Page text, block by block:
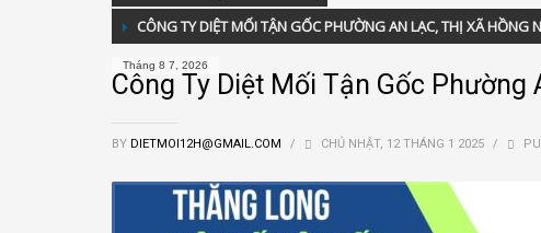
CÔNG TY DIỆT MỐI TẬN GỐC PHƯỜNG AN LẠC, THỊ XÃ HỒNG
Tháng 8 7, 2026
Công Ty Diệt Mối Tận Gốc
BY DIETMOI12H@GMAIL.COM / CHỦ NHẬT, 12 THÁNG 1 2025 /